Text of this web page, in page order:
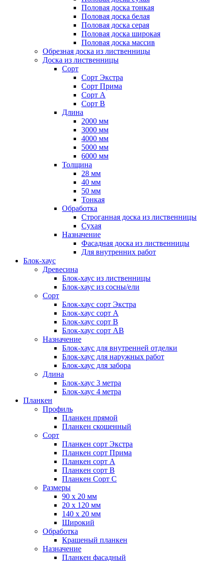
Половая доска тонкая
Половая доска белая
Половая доска серая
Половая доска широкая
Половая доска массив
Обрезная доска из лиственницы
Доска из лиственницы
Сорт
Сорт Экстра
Сорт Прима
Сорт А
Сорт B
Длина
2000 мм
3000 мм
4000 мм
5000 мм
6000 мм
Толщина
28 мм
40 мм
50 мм
Тонкая
Обработка
Строганная доска из лиственницы
Сухая
Назначение
Фасадная доска из лиственницы
Для внутренних работ
Блок-хаус
Древесина
Блок-хаус из лиственницы
Блок-хаус из сосны/ели
Сорт
Блок-хаус сорт Экстра
Блок-хаус сорт А
Блок-хаус сорт B
Блок-хаус сорт АВ
Назначение
Блок-хаус для внутренней отделки
Блок-хаус для наружных работ
Блок-хаус для забора
Длина
Блок-хаус 3 метра
Блок-хаус 4 метра
Планкен
Профиль
Планкен прямой
Планкен скошенный
Сорт
Планкен сорт Экстра
Планкен сорт Прима
Планкен сорт А
Планкен сорт B
Планкен Сорт C
Размеры
90 х 20 мм
20 х 120 мм
140 х 20 мм
Широкий
Обработка
Крашеный планкен
Назначение
Планкен фасадный